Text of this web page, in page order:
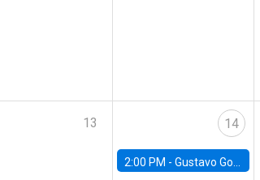
13 14
2:00 PM - Gustavo González - Banco Central de Chile